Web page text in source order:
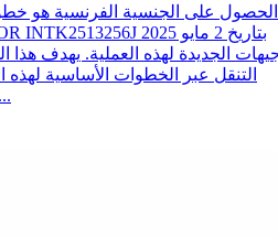
الحصول على الجنسية الفرنسية هو
الجديدة لهذه العملية. يهدف
التنقل عبر الخطوات الأساسية
التحضير جيدًا لضمان م...